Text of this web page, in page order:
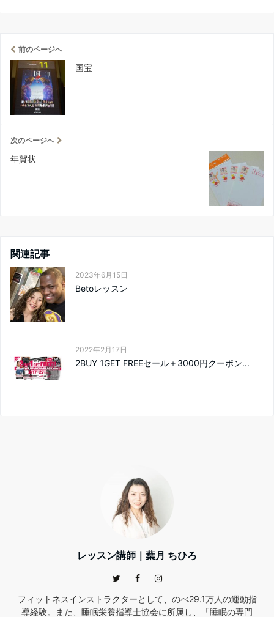
前のページへ
国宝
次のページへ
年賀状
関連記事
2023年6月15日
Betoレッスン
2022年2月17日
2BUY 1GET FREEセール＋3000円クーポン...
レッスン講師｜葉月 ちひろ
フィットネスインストラクターとして、のべ29.1万人の運動指
導経験。また、睡眠栄養指導士協会に所属し、「睡眠の専門